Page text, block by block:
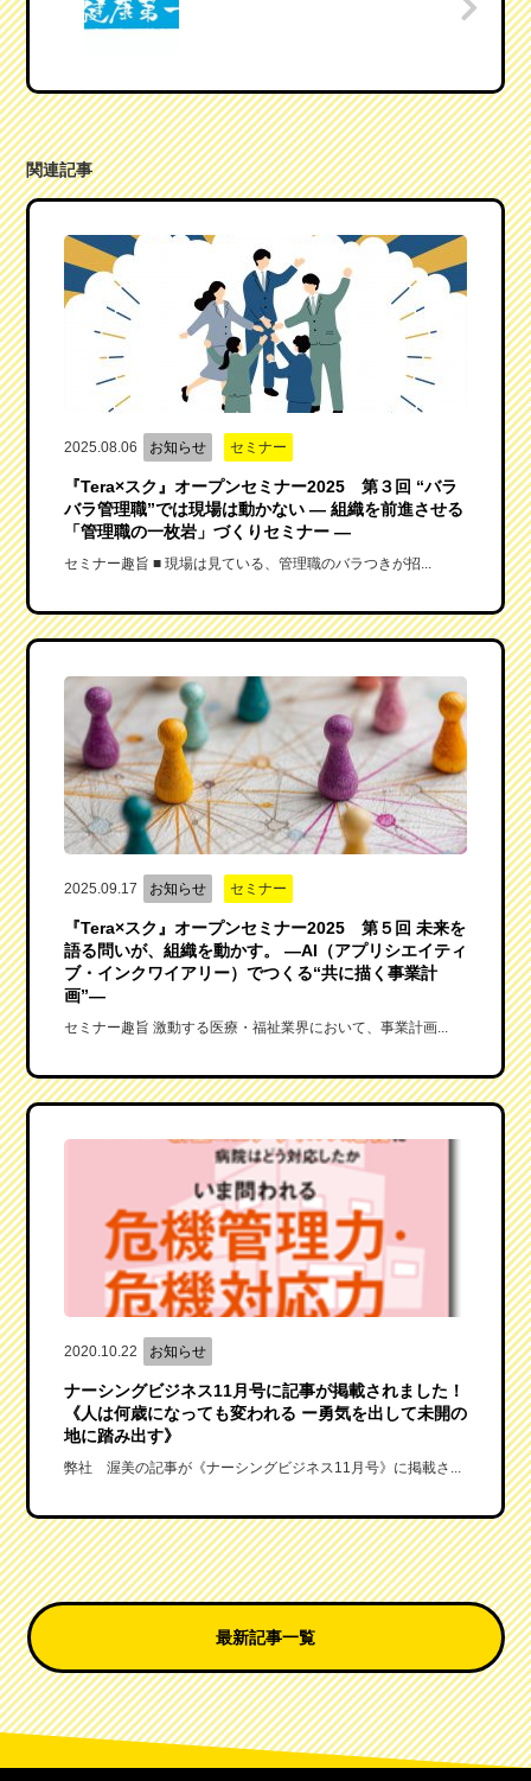
関連記事
2025.08.06 お知らせ セミナー
『Tera×スク』オープンセミナー2025 第３回 “バラ
バラ管理職”では現場は動かない ― 組織を前進させる
「管理職の一枚岩」づくりセミナー ―
セミナー趣旨 ■ 現場は見ている、管理職のバラつきが招...
2025.09.17 お知らせ セミナー
『Tera×スク』オープンセミナー2025 第５回 未来を
語る問いが、組織を動かす。 ―AI（アプリシエイティ
ブ・インクワイアリー）でつくる“共に描く事業計
画”―
セミナー趣旨 激動する医療・福祉業界において、事業計画...
2020.10.22 お知らせ
ナーシングビジネス11月号に記事が掲載されました！
《人は何歳になっても変われる ー勇気を出して未開の
地に踏み出す》
弊社 渥美の記事が《ナーシングビジネス11月号》に掲載さ...
最新記事一覧